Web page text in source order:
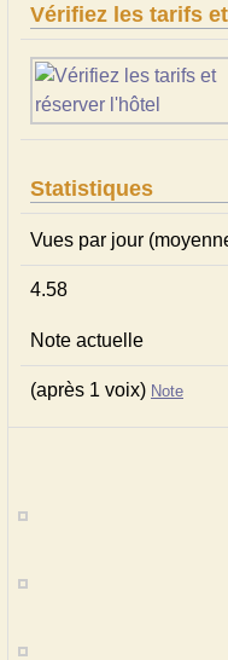
Vérifiez les tarifs
Statistiques
Vues par jour
4.58
Note actuelle
(après 1 voix) Note